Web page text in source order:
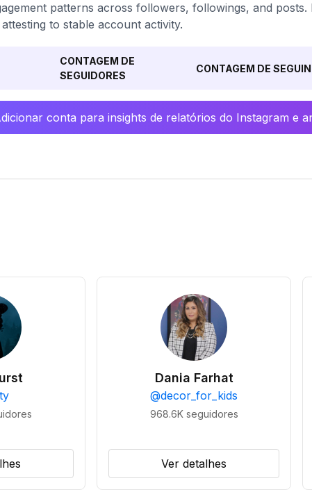
patterns across followers, followings, and
to stable account activity.
CONTAGEM DE
SEGUIDORES
CONTAGEM DE
conta para insights de relatórios do Instagram e
Dania Farhat
@decor_for_kids
968.6K seguidores
Ver detalhes